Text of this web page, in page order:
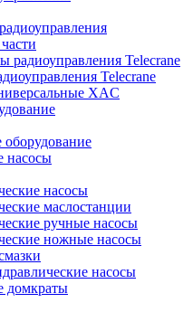
радиоуправления Telecrane
Telecrane
XAC
оборудование
насосы
насосы
маслостанции
ручные насосы
ножные насосы
насосы
домкраты